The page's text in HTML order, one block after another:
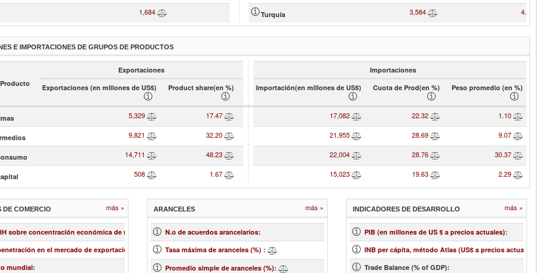
1,684 5.52Turquía 3,584 4.68
E IMPORTACIONES DE GRUPOS DE PRODUCTOS
Exportaciones
Importaciones
Exportaciones (en millones de US$)
Product share(en %) Importación(en millones de US$) Cuota de Prod(en %) Peso promedio (en %)
5,329 17.47 17,082 22.32 1.10
9,821 32.20 21,955 28.69 9.07
14,711 48.23 22,004 28.76 30.37
508 1.67 15,023 19.63 2.29
DE COMERCIO más »
sobre concentración económica de un mercado 0.04
en el mercado de exportación 7.44
mundial: -1.24
ARANCELES más »
N.o de acuerdos arancelarios: 21
Tasa máxima de aranceles (%) : 3,000
Promedio simple de aranceles (%): 14.43
INDICADORES DE DESARROLLO más »
PIB (en millones de US $ a precios actuales):
INB per cápita, método Atlas (US$ a precios actuales)
Trade Balance (% of GDP):